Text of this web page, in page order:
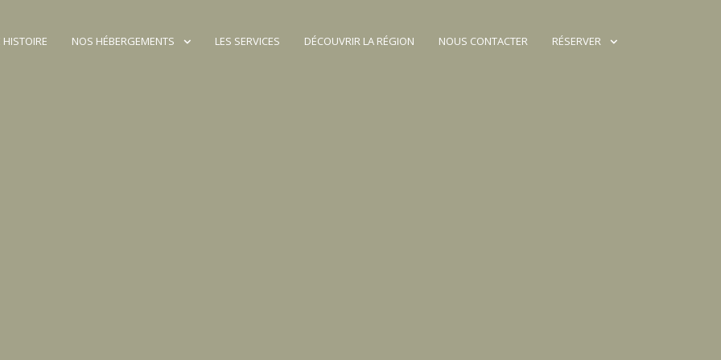
HISTOIRE NOS HÉBERGEMENTS LES SERVICES DÉCOUVRIR LA RÉGION NOUS CONTACTER RÉSERVER